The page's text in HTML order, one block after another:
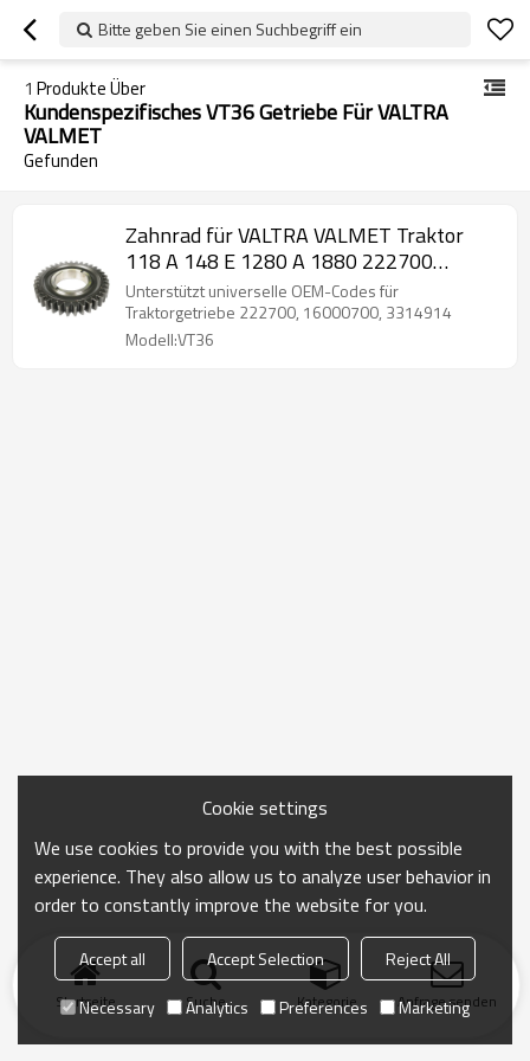
Bitte geben Sie einen Suchbegriff ein
1 Produkte Über
Kundenspezifisches VT36 Getriebe Für VALTRA
VALMET
Gefunden
Zahnrad für VALTRA VALMET Traktor
118 A 148 E 1280 A 1880 222700
16000700 3314914-PAARZAHNRÄDER
Unterstützt universelle OEM-Codes für
Traktorgetriebe 222700, 16000700, 3314914
Modell:VT36
Startseite Suche Kategorie Anfrage senden
Cookie settings
We use cookies to provide you with the best possible
experience. They also allow us to analyze user behavior in
order to constantly improve the website for you.
Accept all Accept Selection
Reject All
Necessary
Analytics Preferences Marketing